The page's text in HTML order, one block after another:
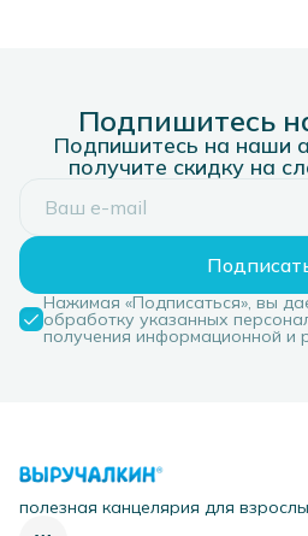
Подпишитесь
Подпишитесь на наши
получите скидку на
Нажимая «Подписаться», вы
обработку указанных
получения информационной и
полезная канцелярия для